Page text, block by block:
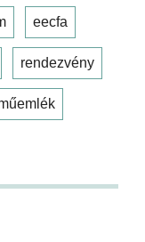
eecfa
rendezvény